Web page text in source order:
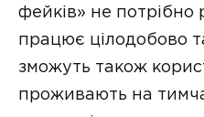
фейків» не потрібно
працює цілодобово
зможуть також
проживають на